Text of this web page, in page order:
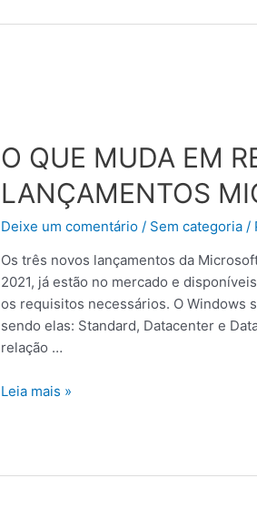
O QUE MUDA EM
LANÇAMENTOS
Deixe um comentário / Sem categoria /
Os três novos lançamentos da
2021, já estão no mercado e
os requisitos necessários. O Windows
sendo elas: Standard, Datacenter e
relação …
MUDA
EM
RELAÇÃO
AOS
LANÇAMENTOS
MICROSOFT?
Leia mais »